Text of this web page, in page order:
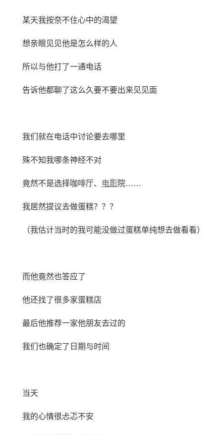
某天我按奈不住心中的渴望
想亲眼见见他是怎么样的人
所以与他打了一通电话
告诉他都聊了这么久要不要出来见见面
我们就在电话中讨论要去哪里
殊不知我哪条神经不对
竟然不是选择咖啡厅、 电影院……
我居然提议去做蛋糕？？？
（我估计当时的我可能没做过蛋糕单纯想去做看看）
而他竟然也答应了
他还找了很多家蛋糕店
最后他推荐一家他朋友去过的
我们也确定了日期与时间
当天
我的心情很忐忑不安